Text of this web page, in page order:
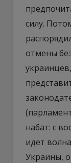
силу.
отмены
набат: с
идет
Украины,